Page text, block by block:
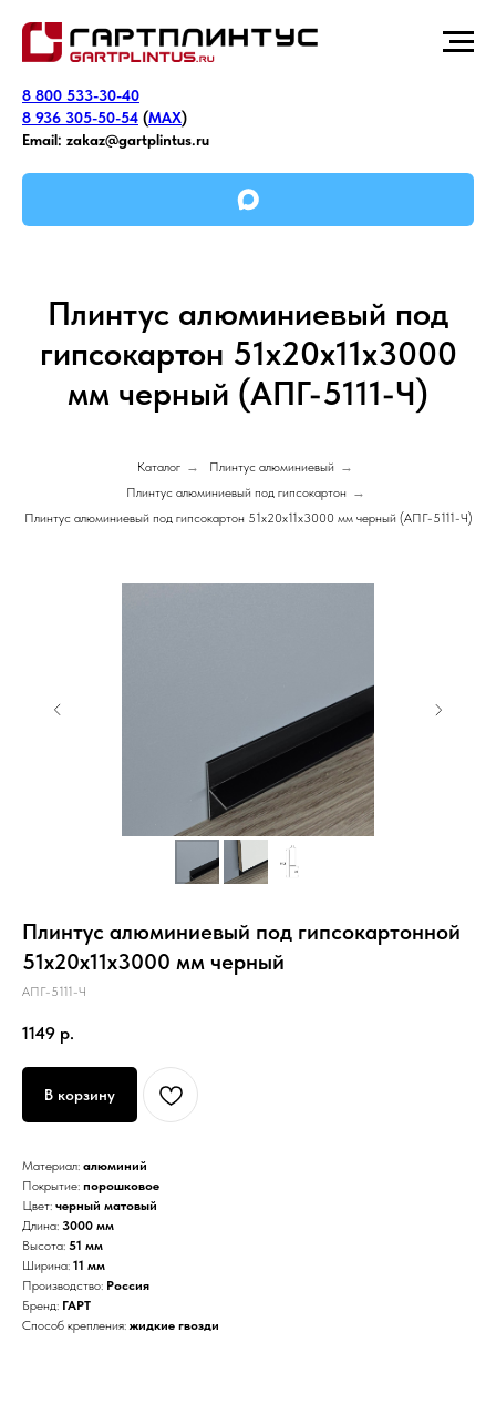
8 800 533-30-40
8 936 305-50-54 (MAX)
Email: zakaz@gartplintus.ru
Плинтус алюминиевый под
гипсокартон 51х20х11х3000
мм черный (АПГ-5111-Ч)
Каталог → Плинтус алюминиевый →
Плинтус алюминиевый под гипсокартон →
Плинтус алюминиевый под гипсокартон 51х20х11х3000 мм черный (АПГ-5111-Ч)
Плинтус алюминиевый под гипсокартонной
51х20х11х3000 мм черный
АПГ-5111-Ч
1149 р.
В корзину
Материал: алюминий
Покрытие: порошковое
Цвет: черный матовый
Длина: 3000 мм
Высота: 51 мм
Ширина: 11 мм
Производство: Россия
Бренд: ГАРТ
Способ крепления: жидкие гвозди